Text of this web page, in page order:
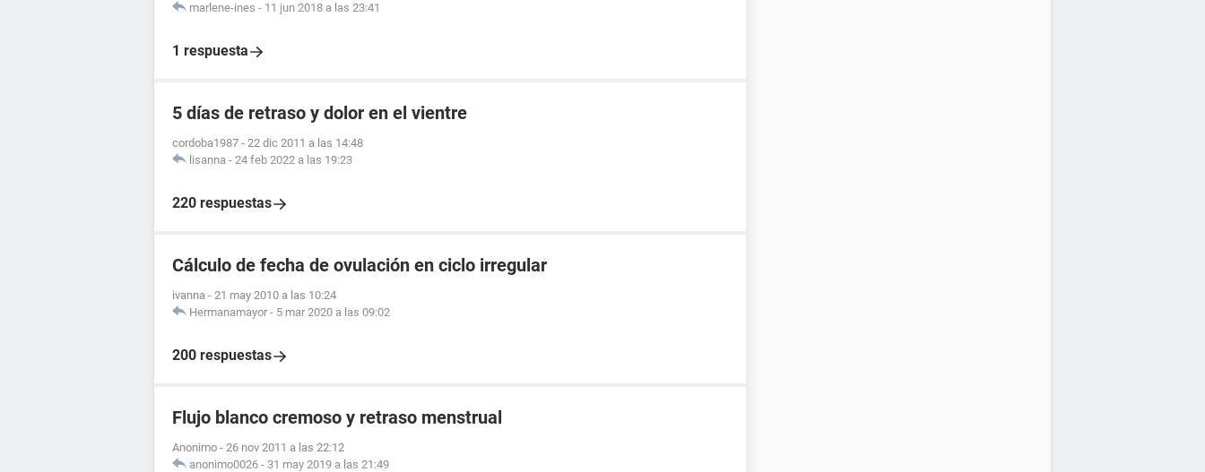
marlene-ines - 11 jun 2018 a las 23:41
1 respuesta
5 días de retraso y dolor en el vientre
cordoba1987 - 22 dic 2011 a las 14:48
lisanna - 24 feb 2022 a las 19:23
220 respuestas
Cálculo de fecha de ovulación en ciclo irregular
ivanna - 21 may 2010 a las 10:24
Hermanamayor - 5 mar 2020 a las 09:02
200 respuestas
Flujo blanco cremoso y retraso menstrual
Anonimo - 26 nov 2011 a las 22:12
anonimo0026 - 31 may 2019 a las 21:49